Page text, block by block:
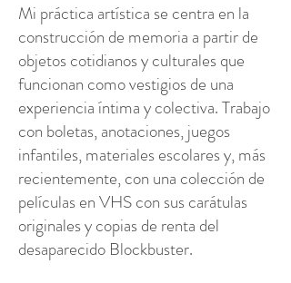
Mi práctica artística se centra en la
construcción de memoria a partir de
objetos cotidianos y culturales que
funcionan como vestigios de una
experiencia íntima y colectiva. Trabajo
con boletas, anotaciones, juegos
infantiles, materiales escolares y, más
recientemente, con una colección de
películas en VHS con sus carátulas
originales y copias de renta del
desaparecido Blockbuster.